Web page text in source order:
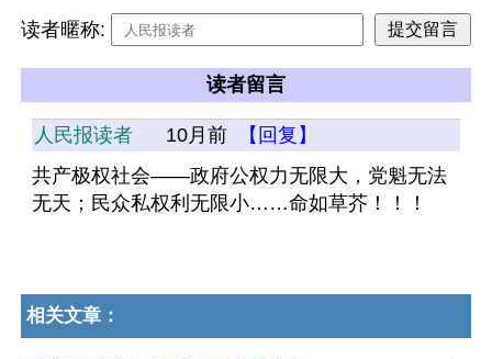
读者暱称:
读者留言
人民报读者 10月前
【回复】
共产极权社会——政府公权力无限大，党魁无法
无天；民众私权利无限小……命如草芥！！！
相关文章：